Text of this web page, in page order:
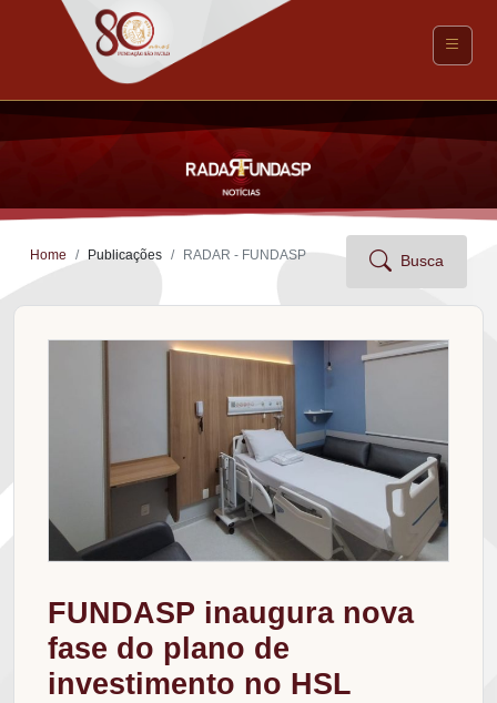
Home Publicações RADAR - FUNDASP Busca
FUNDASP inaugura nova
fase do plano de
investimento no HSL